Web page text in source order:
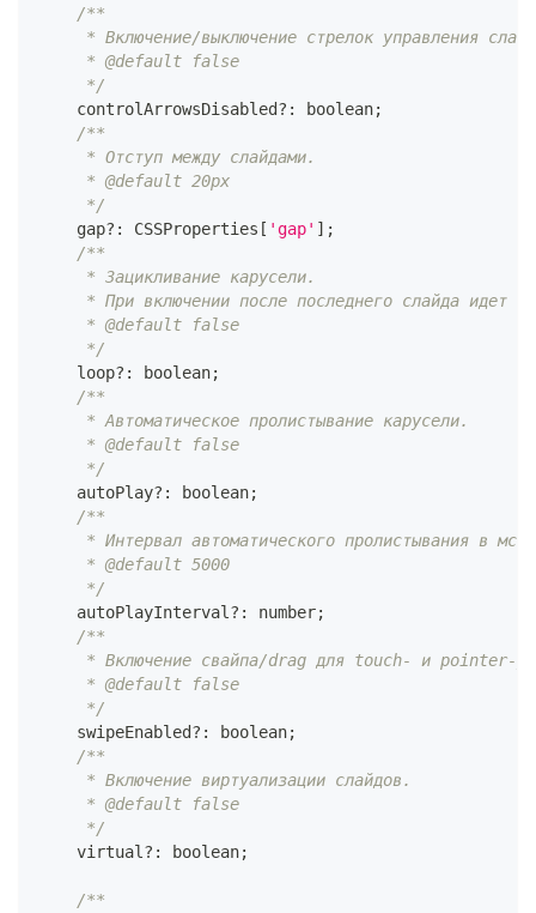
/**
* Включение/выключение стрелок управления
     * @default false
     */
    controlArrowsDisabled
? : boolean;
/**
     * Отступ между слайдами.
     * @default 20px
     */
    gap
? : CSSProperties [ 'gap' ] ;
/**
     * Зацикливание карусели.
* При включении после последнего слайда идет
     * @default false
     */
    loop
? : boolean;
/**
     * Автоматическое пролистывание карусели.
     * @default false
     */
    autoPlay
? : boolean;
/**
     * Интервал автоматического пролистывания в мс.
     * @default 5000
     */
    autoPlayInterval
? : number;
/**
* Включение свайпа/drag для touch- и pointer-
     * @default false
     */
    swipeEnabled
? : boolean;
/**
     * Включение виртуализации слайдов.
     * @default false
     */
    virtual
? : boolean;
/**